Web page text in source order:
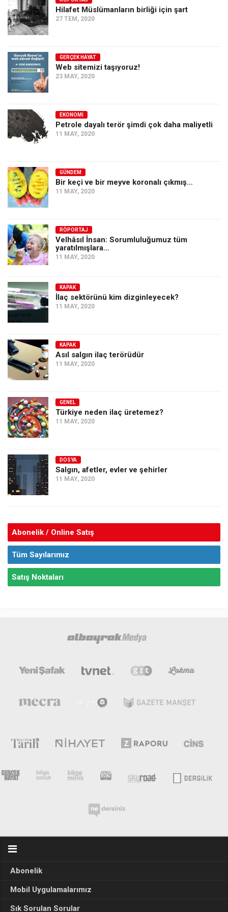
Ekonomi
Spor
Sağlık
Gıda-Beslenme
Türkiye
Siyaset
Dünya
Asya
Amerika
Avustralya
Tarih
Düşünce
Dosyalar
Hilafet Müslümanların birliği için şart
27 TEM, 2020
GERÇEK HAYAT
Web sitemizi taşıyoruz!
23 MAY, 2020
EKONOMI
Petrole dayalı terör şimdi çok daha maliyetli
11 MAY, 2020
GÜNDEM
Bir keçi ve bir meyve koronalı çıkmış…
11 MAY, 2020
RÖPORTAJ
Velhâsıl İnsan: Sorumluluğumuz tüm
yaratılmışlara…
11 MAY, 2020
KAPAK
İlaç sektörünü kim dizginleyecek?
11 MAY, 2020
KAPAK
Asıl salgın ilaç terörüdür
11 MAY, 2020
GENEL
Türkiye neden ilaç üretemez?
11 MAY, 2020
DOSYA
Salgın, afetler, evler ve şehirler
11 MAY, 2020
Abonelik / Online Satış
Tüm Sayılarımız
Satış Noktaları
Abonelik
Mobil Uygulamalarımız
Sık Sorulan Sorular